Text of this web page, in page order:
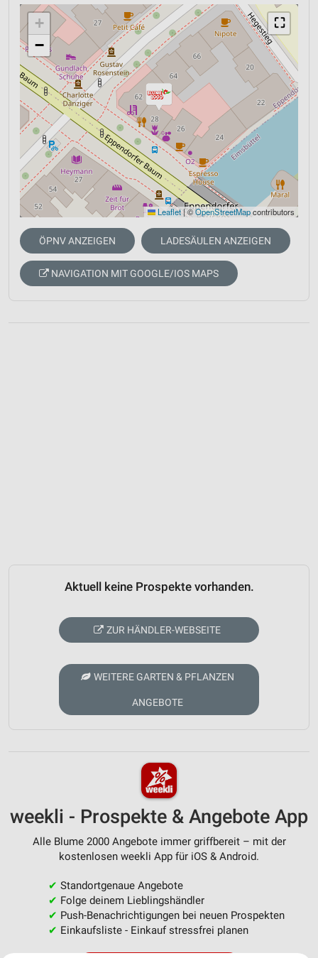
⛶
+
−
Leaflet |©OpenStreetMapcontributors
ÖPNV ANZEIGEN LADESÄULEN ANZEIGEN
NAVIGATION MIT GOOGLE/IOS MAPS
Aktuell keine Prospekte vorhanden.
ZUR HÄNDLER-WEBSEITE
WEITERE GARTEN & PFLANZEN
ANGEBOTE
weekli - Prospekte & Angebote App
Alle Blume 2000 Angebote immer griffbereit – mit der
kostenlosen weekli App für iOS & Android.
✔ Standortgenaue Angebote
✔ Folge deinem Lieblingshändler
✔ Push-Benachrichtigungen bei neuen Prospekten
✔ Einkaufsliste - Einkauf stressfrei planen